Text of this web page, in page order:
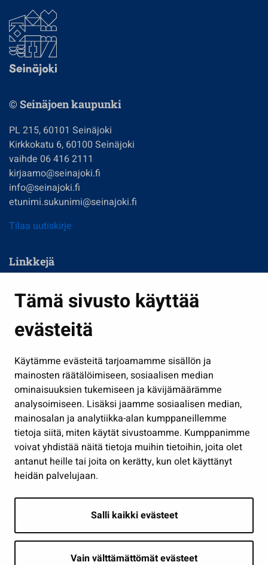
Tämä sivusto käyttää
evästeitä
Käytämme evästeitä tarjoamamme sisällön ja
mainosten räätälöimiseen, sosiaalisen median
ominaisuuksien tukemiseen ja kävijämäärämme
analysoimiseen. Lisäksi jaamme sosiaalisen median,
mainosalan ja analytiikka-alan kumppaneillemme
tietoja siitä, miten käytät sivustoamme. Kumppanimme
voivat yhdistää näitä tietoja muihin tietoihin, joita olet
antanut heille tai joita on kerätty, kun olet käyttänyt
heidän palvelujaan.
Salli kaikki evästeet
Vain välttämättömät evästeet
© Seinäjoen kaupunki
PL 215, 60101 Seinäjoki
Kirkkokatu 6, 60100 Seinäjoki
vaihde 06 416 2111
kirjaamo@seinajoki.fi
info@seinajoki.fi
etunimi.sukunimi@seinajoki.fi
Tilaa uutiskirje
Linkkejä
Kasvatus ja opetus
Kulttuuri ja liikunta
Työ ja yrittäminen
Osallistu ja asioi
Näytä omat evästeasetukseni
Seuraa meitä